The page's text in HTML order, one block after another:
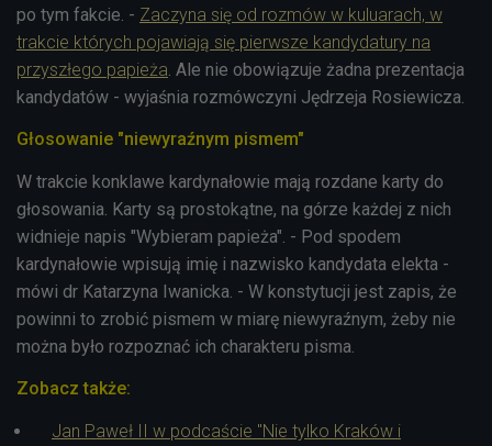
po tym fakcie. - Zaczyna się od rozmów w kuluarach, w
trakcie których pojawiają się pierwsze kandydatury na
przyszłego papieża. Ale nie obowiązuje żadna prezentacja
kandydatów - wyjaśnia rozmówczyni Jędrzeja Rosiewicza.
Głosowanie "niewyraźnym pismem"
W trakcie konklawe kardynałowie mają rozdane karty do
głosowania. Karty są prostokątne, na górze każdej z nich
widnieje napis "Wybieram papieża". - Pod spodem
kardynałowie wpisują imię i nazwisko kandydata elekta -
mówi dr Katarzyna Iwanicka. - W konstytucji jest zapis, że
powinni to zrobić pismem w miarę niewyraźnym, żeby nie
można było rozpoznać ich charakteru pisma.
Zobacz także:
Jan Paweł II w podcaście "Nie tylko Kraków i